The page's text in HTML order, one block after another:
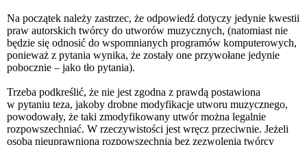
Na początek należy zastrzec, że odpowiedź dotyczy jedynie kwestii
praw autorskich twórcy do utworów muzycznych, (natomiast nie
będzie się odnosić do wspomnianych programów komputerowych,
ponieważ z pytania wynika, że zostały one przywołane jedynie
pobocznie – jako tło pytania).
Trzeba podkreślić, że nie jest zgodna z prawdą postawiona
w pytaniu teza, jakoby drobne modyfikacje utworu muzycznego,
powodowały, że taki zmodyfikowany utwór można legalnie
rozpowszechniać. W rzeczywistości jest wręcz przeciwnie. Jeżeli
osoba nieuprawniona rozpowszechnia bez zezwolenia twórcy